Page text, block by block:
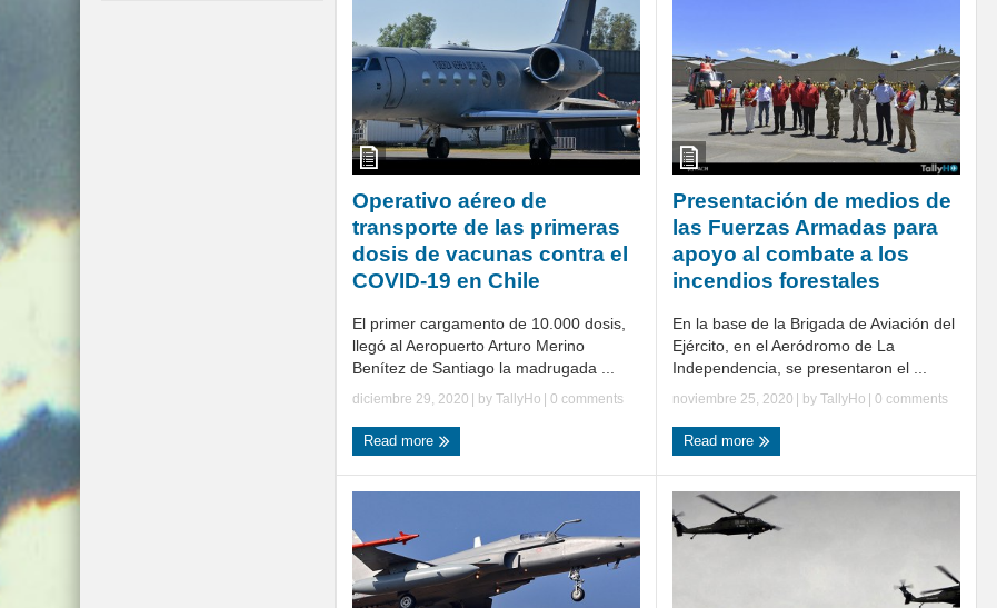
Operativo aéreo de
transporte de las primeras
dosis de vacunas contra el
COVID-19 en Chile
El primer cargamento de 10.000 dosis,
llegó al Aeropuerto Arturo Merino
Benítez de Santiago la madrugada ...
diciembre 29, 2020 | by TallyHo 0 comments
Read more
Presentación de medios de
las Fuerzas Armadas para
apoyo al combate a los
incendios forestales
En la base de la Brigada de Aviación del
Ejército, en el Aeródromo de La
Independencia, se presentaron el ...
noviembre 25, 2020 | by TallyHo 0 comments
Read more